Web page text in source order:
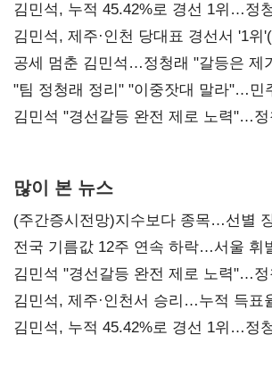
김민석, 누적 45.42%로 경선 1위…정
0.86%p(2보)
김민석, 제주·인천 당대표 경선서 '1위
공세 멈춘 김민석…정청래 "갈등은 제
"팀 정청래 정리" "이중잣대 말라"…민
다툼 격화
김민석 "경선갈등 완전 제로 노력"…정
많이 본 뉴스
(주간증시전망)지수보다 종목…선별
전국 기름값 12주 연속 하락…서울 휘
김민석 "경선갈등 완전 제로 노력"…정
사과부터"
김민석, 제주·인천서 승리…누적 득표
탈환'(종합)
김민석, 누적 45.42%로 경선 1위…정